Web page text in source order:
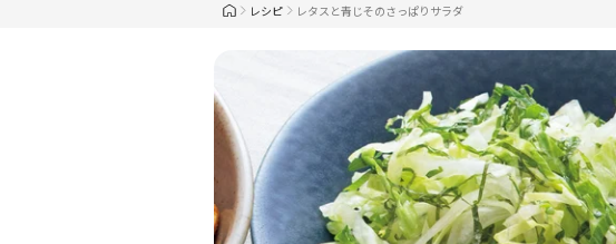
レシピ レタスと青じそのさっぱりサラダ